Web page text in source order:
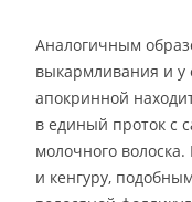
Аналогичным
выкармливания и у
апокринной
в единый проток с
молочного
и кенгуру,